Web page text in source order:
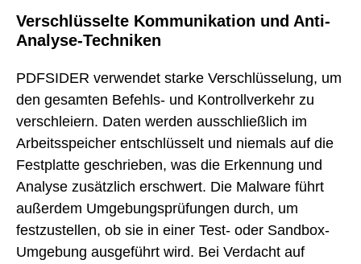
Verschlüsselte Kommunikation und Anti-
Analyse-Techniken
PDFSIDER verwendet starke Verschlüsselung, um
den gesamten Befehls- und Kontrollverkehr zu
verschleiern. Daten werden ausschließlich im
Arbeitsspeicher entschlüsselt und niemals auf die
Festplatte geschrieben, was die Erkennung und
Analyse zusätzlich erschwert. Die Malware führt
außerdem Umgebungsprüfungen durch, um
festzustellen, ob sie in einer Test- oder Sandbox-
Umgebung ausgeführt wird. Bei Verdacht auf